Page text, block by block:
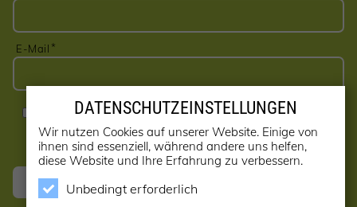
E-Mail
Ja, ich möchte den Newsletter erhalten! (kann jederzeit
abbestellt werden)
Anmelden
DATENSCHUTZEINSTELLUNGEN
Wir nutzen Cookies auf unserer Website. Einige von
ihnen sind essenziell, während andere uns helfen,
diese Website und Ihre Erfahrung zu verbessern.
Unbedingt erforderlich